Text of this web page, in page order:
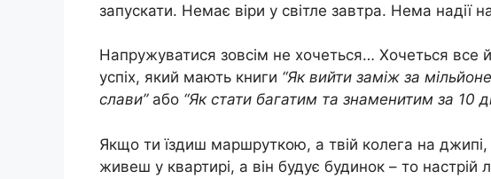
запускати. Немає віри у світле завтра. Нема надії
Напружуватися зовсім не хочеться… Хочеться все
успіх, який мають книги “Як вийти заміж за
слави”або “Як стати багатим та знаменитим за 10
Якщо ти їздиш маршруткою, а твій колега на
живеш у квартирі, а він будує будинок – то настрій